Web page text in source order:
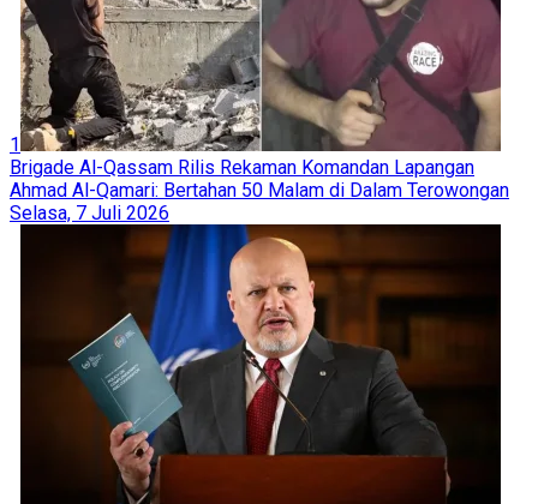
1
Brigade Al-Qassam Rilis Rekaman Komandan Lapangan
Ahmad Al-Qamari: Bertahan 50 Malam di Dalam Terowongan
Selasa, 7 Juli 2026